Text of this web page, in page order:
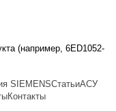
(например, 6ED1052-
SIEMENSСтатьиАСУ
Контакты